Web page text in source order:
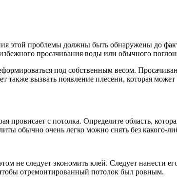
этой проблемы должны быть обнаружены до
просачивания воды или обычного
под собственным весом.
вызвать появление плесени, которая
с потолка. Определите область,
обычно очень легко можно снять без какого-
не следует экономить клей. Следует нанести
отремонтированный потолок был ровным.